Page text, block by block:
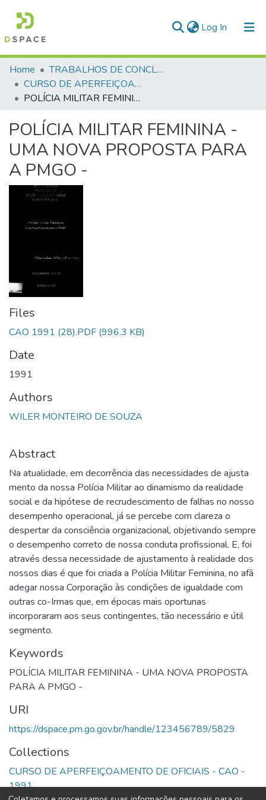
Log In (current)
Communities & Collections
All of DSpace
Home
TRABALHOS DE CONCLUSÃO DE CURSO - CAO (CURSO DE APERFEIÇOAMENTO DE OFICIAIS)
CURSO DE APERFEIÇOAMENTO DE OFICIAIS - CAO - 1991
POLÍCIA MILITAR FEMININA - UMA NOVA PROPOSTA PARA A PMGO -
POLÍCIA MILITAR FEMININA -
UMA NOVA PROPOSTA PARA
A PMGO -
Files
CAO 1991 (28).PDF (996.3 KB)
Date
1991
Authors
WILER MONTEIRO DE SOUZA
Abstract
Na atualidade, em decorrência das necessidades de ajusta
mento da nossa Polícia Militar ao dinamismo da realidade
social e da hipótese de recrudescimento de falhas no nosso
desempenho operacional, já se percebe com clareza o
despertar da consciência organizacional, objetivando sempre
o desempenho correto de nossa conduta profissional. E, foi
através dessa necessidade de ajustamento à realidade dos
nossos dias é que foi criada a Polícia Militar Feminina, no afã
adegar nossa Corporação às condições de igualdade com
outras co-Irmas que, em épocas mais oportunas
incorporaram aos seus contingentes, tão necessário e útil
segmento.
Keywords
POLÍCIA MILITAR FEMININA - UMA NOVA PROPOSTA
PARA A PMGO -
URI
https://dspace.pm.go.gov.br/handle/123456789/5829
Collections
CURSO DE APERFEIÇOAMENTO DE OFICIAIS - CAO -
1991